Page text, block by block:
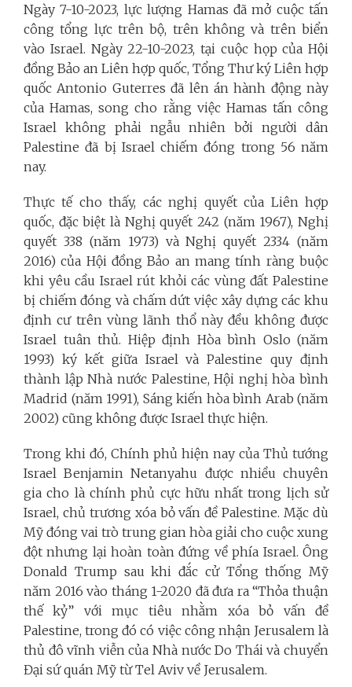
Ngày 7-10-2023, lực lượng Hamas đã mở cuộc tấn
công tổng lực trên bộ, trên không và trên biển
vào Israel. Ngày 22-10-2023, tại cuộc họp của Hội
đồng Bảo an Liên hợp quốc, Tổng Thư ký Liên hợp
quốc Antonio Guterres đã lên án hành động này
của Hamas, song cho rằng việc Hamas tấn công
Israel không phải ngẫu nhiên bởi người dân
Palestine đã bị Israel chiếm đóng trong 56 năm
nay.
Thực tế cho thấy, các nghị quyết của Liên hợp
quốc, đặc biệt là Nghị quyết 242 (năm 1967), Nghị
quyết 338 (năm 1973) và Nghị quyết 2334 (năm
2016) của Hội đồng Bảo an mang tính ràng buộc
khi yêu cầu Israel rút khỏi các vùng đất Palestine
bị chiếm đóng và chấm dứt việc xây dựng các khu
định cư trên vùng lãnh thổ này đều không được
Israel tuân thủ. Hiệp định Hòa bình Oslo (năm
1993) ký kết giữa Israel và Palestine quy định
thành lập Nhà nước Palestine, Hội nghị hòa bình
Madrid (năm 1991), Sáng kiến hòa bình Arab (năm
2002) cũng không được Israel thực hiện.
Trong khi đó, Chính phủ hiện nay của Thủ tướng
Israel Benjamin Netanyahu được nhiều chuyên
gia cho là chính phủ cực hữu nhất trong lịch sử
Israel, chủ trương xóa bỏ vấn đề Palestine. Mặc dù
Mỹ đóng vai trò trung gian hòa giải cho cuộc xung
đột nhưng lại hoàn toàn đứng về phía Israel. Ông
Donald Trump sau khi đắc cử Tổng thống Mỹ
năm 2016 vào tháng 1-2020 đã đưa ra “Thỏa thuận
thế kỷ” với mục tiêu nhằm xóa bỏ vấn đề
Palestine, trong đó có việc công nhận Jerusalem là
thủ đô vĩnh viễn của Nhà nước Do Thái và chuyển
Đại sứ quán Mỹ từ Tel Aviv về Jerusalem.